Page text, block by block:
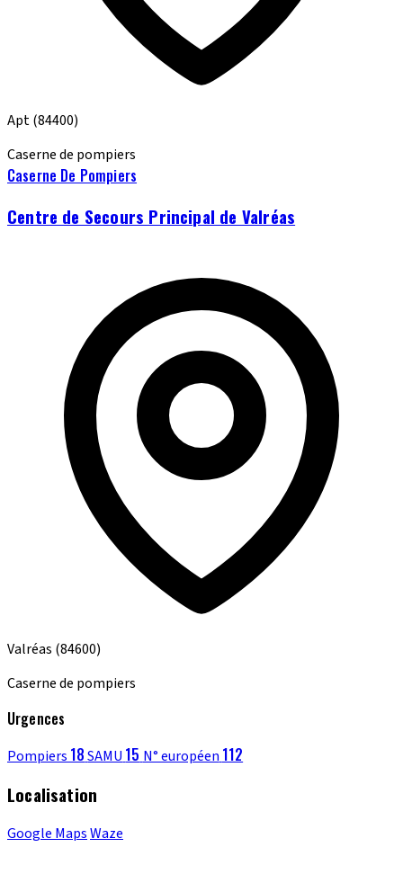
Apt(84400)
Caserne de pompiers
Caserne De Pompiers
Centre de Secours Principal de Valréas
Valréas (84600)
Caserne de pompiers
Urgences
Pompiers 18SAMU 15 N° européen 112
Localisation
Google MapsWaze